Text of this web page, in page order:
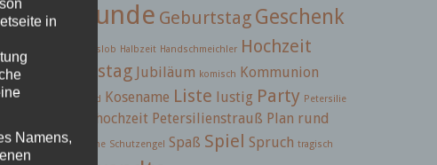
Feiern Freunde Geburtstag Geschenk
Gotteslob Halbzeit Handschmeichler Hochzeit
Hochzeitstag Jubiläum komisch Kommunion
Kommunionkind Kosename Liste lustig Party Petersilie
Petersilienhochzeit Petersilienstrauß Plan rund
Schmeichelsteine Schutzengel Spaß Spiel Spruch tragisch
in
Namens,